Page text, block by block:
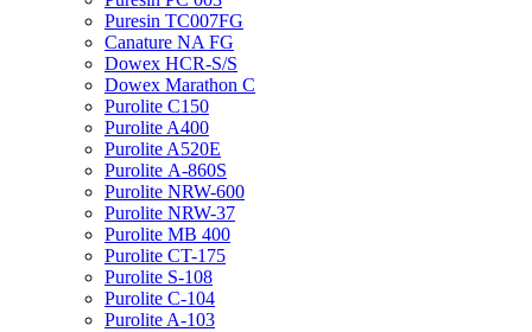
Puresin TC007FG
Canature NA FG
Dowex HCR-S/S
Dowex Marathon C
Purolite C150
Purolite A400
Purolite A520E
Purolite А-860S
Purolite NRW-600
Purolite NRW-37
Purolite MB 400
Purolite CT-175
Purolite S-108
Purolite C-104
Purolite A-103